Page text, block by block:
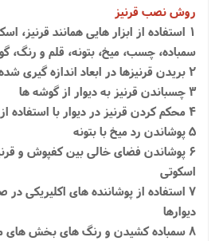
روش نصب قرنیز
1 استفاده از ابزار هایی همانند قرنیز،
سمباده، چسب، میخ، بتونه، قلم و رنگ،
2 بریدن قرنیزها در ابعاد اندازه گیری شده با استفاده از اره
3 چسباندن قرنیز به دیوار از گوشه ها
4 محکم کردن قرنیز در دیوار با استفاده از میخ
5 پوشاندن رد میخ با بتونه
6 پوشاندن فضای خالی بین کفپوش و
اسکوتی
7 استفاده از پوشاننده‌ های اکلیریکی
دیوارها
8 سمباده کشیدن و رنگ های بخش های مورد نیاز